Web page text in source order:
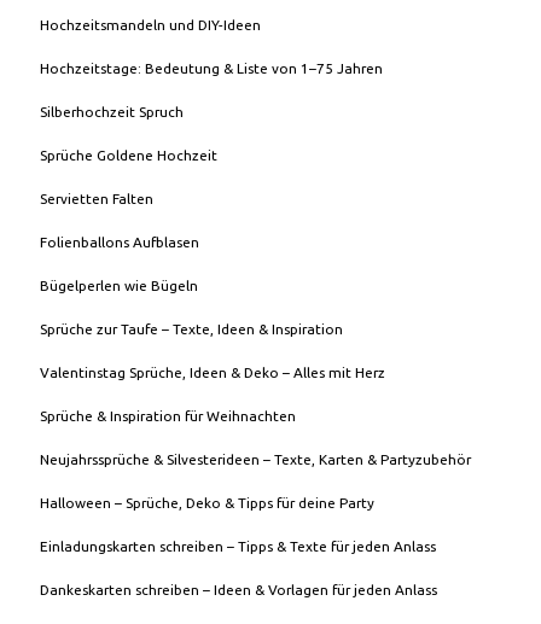
Hochzeitsmandeln und DIY-Ideen
Hochzeitstage: Bedeutung & Liste von 1–75 Jahren
Silberhochzeit Spruch
Sprüche Goldene Hochzeit
Servietten Falten
Folienballons Aufblasen
Bügelperlen wie Bügeln
Sprüche zur Taufe – Texte, Ideen & Inspiration
Valentinstag Sprüche, Ideen & Deko – Alles mit Herz
Sprüche & Inspiration für Weihnachten
Neujahrssprüche & Silvesterideen – Texte, Karten & Partyzubehör
Halloween – Sprüche, Deko & Tipps für deine Party
Einladungskarten schreiben – Tipps & Texte für jeden Anlass
Dankeskarten schreiben – Ideen & Vorlagen für jeden Anlass